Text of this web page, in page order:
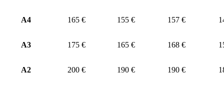
А4 165 € 155 € 157 €
А3 175 € 165 € 168 €
А2 200 € 190 € 190 €